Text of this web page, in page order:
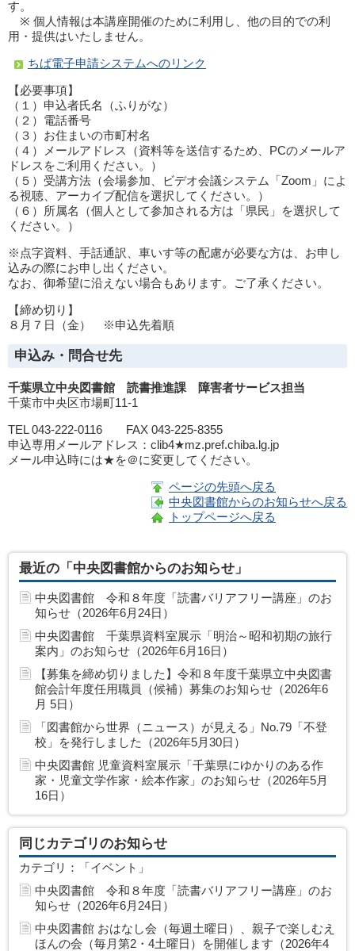
す。
※ 個人情報は本講座開催のために利用し、他の目的での利
用・提供はいたしません。
ちば電子申請システムへのリンク
【必要事項】
（１）申込者氏名（ふりがな）
（２）電話番号
（３）お住まいの市町村名
（４）メールアドレス（資料等を送信するため、PCのメールア
ドレスをご利用ください。）
（５）受講方法（会場参加、ビデオ会議システム「Zoom」によ
る視聴、アーカイブ配信を選択してください。）
（６）所属名（個人として参加される方は「県民」を選択して
ください。）
※点字資料、手話通訳、車いす等の配慮が必要な方は、お申し
込みの際にお申し出ください。
なお、御希望に沿えない場合もあります。ご了承ください。
【締め切り】
８月７日（金） ※申込先着順
申込み・問合せ先
千葉県立中央図書館 読書推進課 障害者サービス担当
千葉市中央区市場町11-1
TEL 043-222-0116 FAX 043-225-8355
申込専用メールアドレス：clib4★mz.pref.chiba.lg.jp
メール申込時には★を＠に変更してください。
ページの先頭へ戻る
中央図書館からのお知らせへ戻る
トップページへ戻る
最近の「中央図書館からのお知らせ」
中央図書館 令和８年度「読書バリアフリー講座」のお
知らせ（2026年6月24日）
中央図書館 千葉県資料室展示「明治～昭和初期の旅行
案内」のお知らせ（2026年6月16日）
【募集を締め切りました】令和８年度千葉県立中央図書
館会計年度任用職員（候補）募集のお知らせ（2026年6
月 5日）
「図書館から世界（ニュース）が見える」No.79「不登
校」を発行しました（2026年5月30日）
中央図書館 児童資料室展示「千葉県にゆかりのある作
家・児童文学作家・絵本作家」のお知らせ（2026年5月
16日）
同じカテゴリのお知らせ
カテゴリ：「イベント」
中央図書館 令和８年度「読書バリアフリー講座」のお
知らせ（2026年6月24日）
中央図書館 おはなし会（毎週土曜日）、親子で楽しむえ
ほんの会（毎月第2・4土曜日）を開催します（2026年4